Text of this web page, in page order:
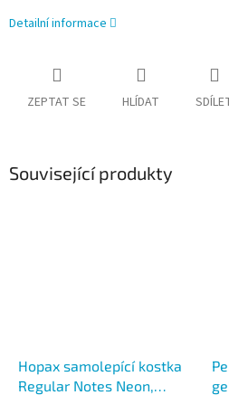
Detailní informace
ZEPTAT SE HLÍDAT
Související produkty
Hopax samolepící kostka
Regular Notes Neon,